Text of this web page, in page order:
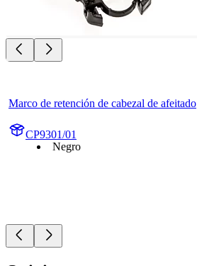
Marco de retención de cabezal de afeitado
CP9301/01
Negro